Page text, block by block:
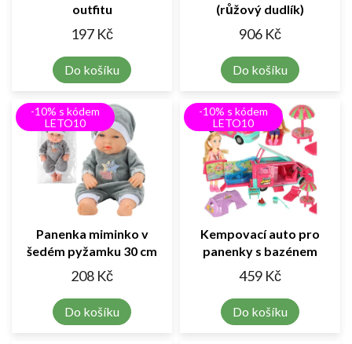
outfitu
197 Kč
Do košíku
(růžový dudlík)
906 Kč
Do košíku
-10% s kódem
LETO10
Panenka miminko v
šedém pyžamku 30 cm
208 Kč
Do košíku
-10% s kódem
LETO10
Kempovací auto pro
panenky s bazénem
459 Kč
Do košíku